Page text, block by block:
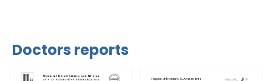
Doctors reports